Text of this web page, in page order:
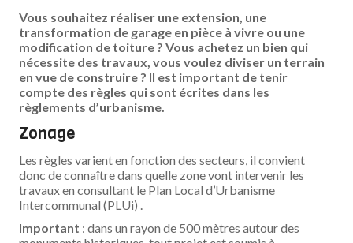
Vous souhaitez réaliser une extension, une
transformation de garage en pièce à vivre ou une
modification de toiture ? Vous achetez un bien qui
nécessite des travaux, vous voulez diviser un terrain
en vue de construire ? Il est important de tenir
compte des règles qui sont écrites dans les
règlements d’urbanisme.
Zonage
Les règles varient en fonction des secteurs, il convient
donc de connaître dans quelle zone vont intervenir les
travaux en consultant le Plan Local d’Urbanisme
Intercommunal (PLUi) .
Important : dans un rayon de 500 mètres autour des